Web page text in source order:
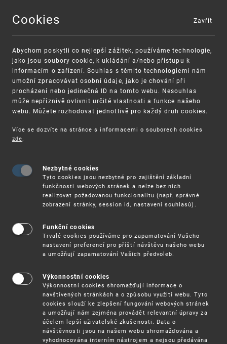
MENU
VAROVÁNÍ
Finanční podpora
Vynálezy / Patenty
Užitnévzory
Ochrannéznámky
Cookies
Abychom poskytli co nejlepší zážitek, používáme technologie,
jako jsou soubory cookie, k ukládání a/nebo přístupu k
informacím o zařízení. Souhlas s těmito technologiemi nám
umožní zpracovávat osobní údaje, jako je chování při
procházení nebo jedinečná ID na tomto webu. Nesouhlas
může nepříznivě ovlivnit určité vlastnosti a funkce našeho
webu. Můžete rozhodovat jednotlivě pro každý druh cookies.
Více se dozvíte na stránce s informacemi o souborech cookies
zde.
Nezbytné cookies
Tyto cookies jsou nezbytné pro zajištění základní
funkčnosti webových stránek a nelze bez nich
realizovat požadovanou funkcionalitu (např. správné
zobrazení stránky, session id, nastavení souhlasů).
Funkční cookies
Trvalé cookies používáme pro zapamatování Vašeho
nastavení preferencí pro příští návštěvu našeho webu
a umožňují zapamatování Vašich předvoleb.
Výkonnostní cookies
Výkonnostní cookies shromažďují informace o
navštívených stránkách a o způsobu využití webu. Tyto
cookies slouží ke zlepšení fungování webových stránek
a umožňují nám zejména provádět relevantní úpravy za
účelem lepší uživatelské zkušenosti. Data o
návštěvnosti jsou na našem webu shromažďována a
vyhodnocována interním nástrojem a nejsou předávána
Zavřít